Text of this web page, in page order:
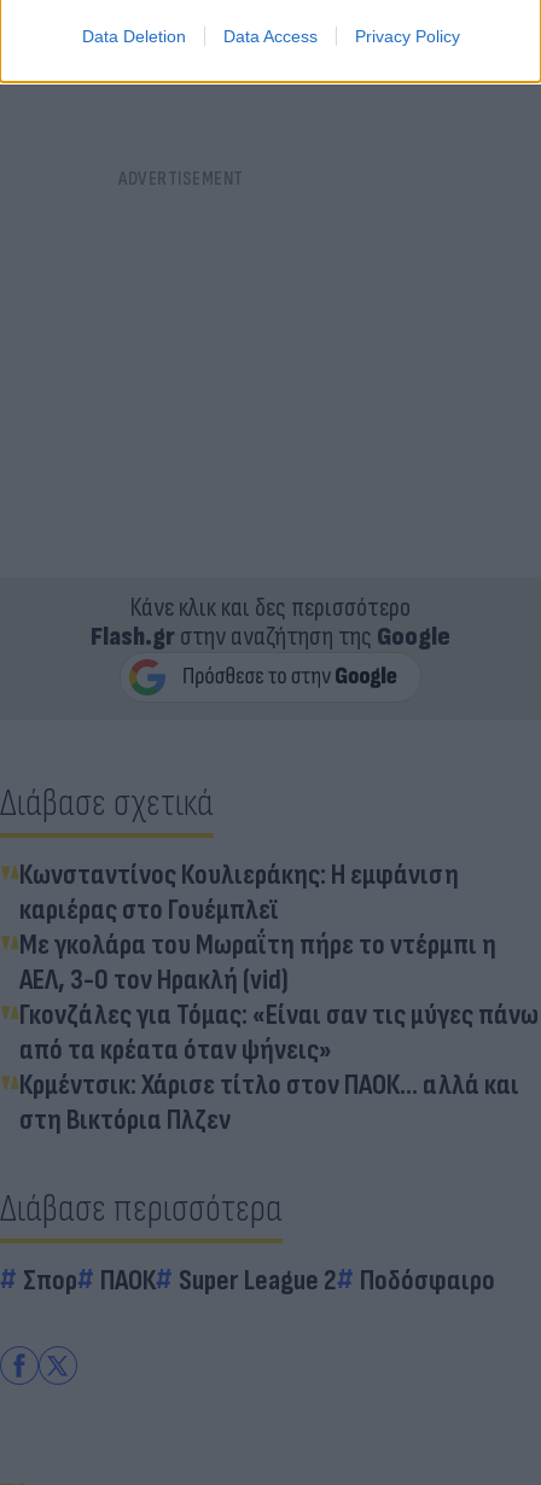
Data Deletion Data Access Privacy Policy
Κάνε κλικ και δες περισσότερο
Flash.grστην αναζήτηση της Google
Διάβασε σχετικά
Κωνσταντίνος Κουλιεράκης: Η εμφάνιση
καριέρας στο Γουέμπλεϊ
Με γκολάρα του Μωραΐτη πήρε το ντέρμπι η
ΑΕΛ, 3-0 τον Ηρακλή (vid)
Γκονζάλες για Τόμας: «Είναι σαν τις μύγες πάνω
από τα κρέατα όταν ψήνεις»
Κρμέντσικ: Χάρισε τίτλο στον ΠΑΟΚ... αλλά και
στη Βικτόρια Πλζεν
Διάβασε περισσότερα
Σπορ ΠΑΟΚ Super League 2 Ποδόσφαιρο